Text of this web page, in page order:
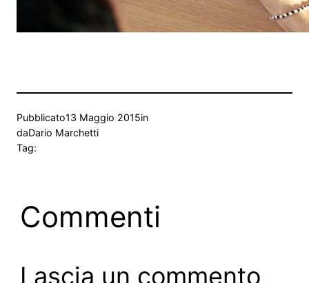
Pubblicato13 Maggio 2015in
daDario Marchetti
Tag:
Commenti
Lascia un commento